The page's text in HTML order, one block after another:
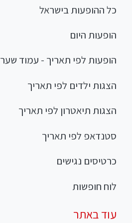
כל ההופעות בישראל
הופעות היום
הופעות לפי תאריך - עמוד שער
הצגות ילדים לפי תאריך
הצגות תיאטרון לפי תאריך
סטנדאפ לפי תאריך
כרטיסים נגישים
לוח חופשות
עוד באתר